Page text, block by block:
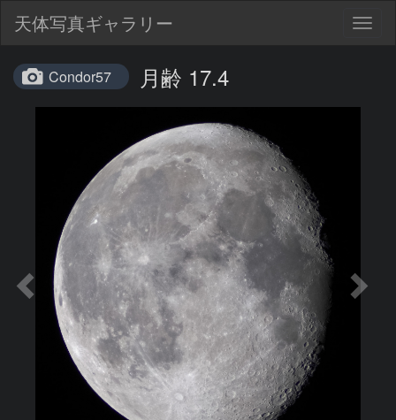
天体写真ギャラリー
Condor57 月齢 17.4